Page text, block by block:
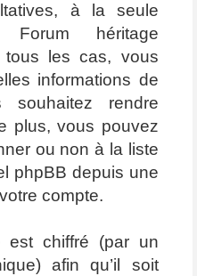
à la seule
héritage
les cas, vous
informations de
souhaitez rendre
plus, vous pouvez
ou non à la liste
phpBB depuis une
compte.
est chiffré (par un
afin qu’il soit